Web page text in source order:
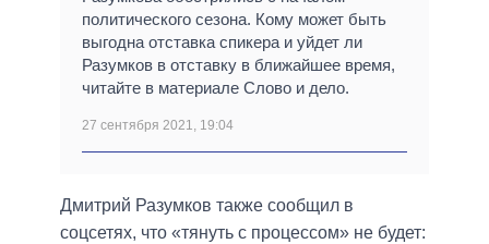
политического сезона. Кому может быть
выгодна отставка спикера и уйдет ли
Разумков в отставку в ближайшее время,
читайте в материале Слово и дело.
27 сентября 2021, 19:04
Дмитрий Разумков также сообщил в
соцсетях, что «тянуть с процессом» не будет: